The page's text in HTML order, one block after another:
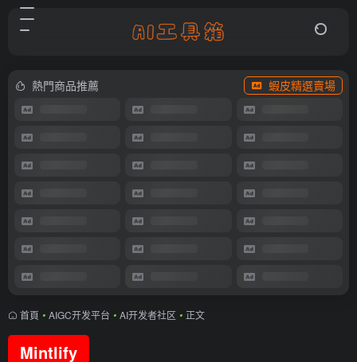
熱門商品推薦 蝦皮精選賣場
首頁 • AIGC开发平台 • AI开发者社区 • 正文
Mintlify